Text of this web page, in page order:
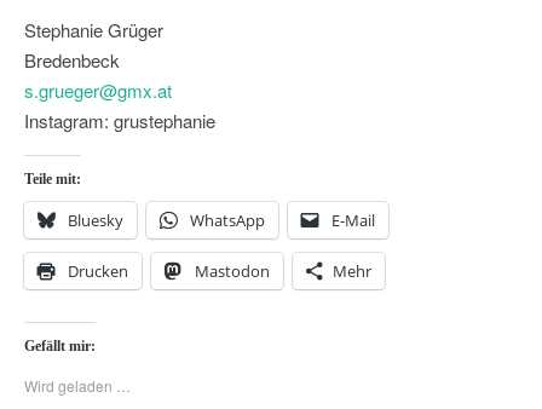
Stephanie Grüger
Bredenbeck
s.grueger@gmx.at
Instagram: grustephanie
Teile mit:
Bluesky WhatsApp E-Mail
Drucken Mastodon Mehr
Gefällt mir:
Wird geladen …